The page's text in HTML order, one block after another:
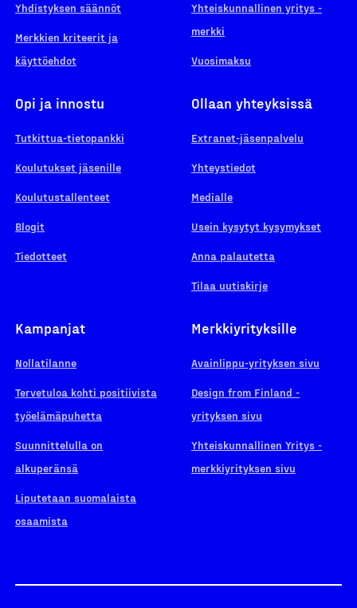
Yhdistyksen säännöt
Merkkien kriteerit ja
käyttöehdot
Yhteiskunnallinen yritys -
merkki
Vuosimaksu
Opi ja innostu
Tutkittua-tietopankki
Koulutukset jäsenille
Koulutustallenteet
Blogit
Tiedotteet
Ollaan yhteyksissä
Extranet-jäsenpalvelu
Yhteystiedot
Medialle
Usein kysytyt kysymykset
Anna palautetta
Tilaa uutiskirje
Kampanjat
Nollatilanne
Tervetuloa kohti positiivista
työelämäpuhetta
Suunnittelulla on
alkuperänsä
Liputetaan suomalaista
osaamista
Merkkiyrityksille
Avainlippu-yrityksen sivu
Design from Finland -
yrityksen sivu
Yhteiskunnallinen Yritys -
merkkiyrityksen sivu